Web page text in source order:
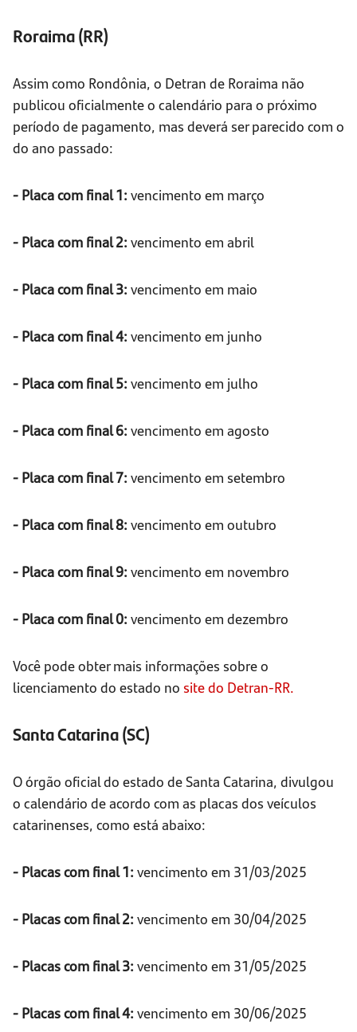
Roraima (RR)
Assim como Rondônia, o Detran de Roraima não
publicou oficialmente o calendário para o próximo
período de pagamento, mas deverá ser parecido com o
do ano passado:
- Placa com final 1: vencimento em março
- Placa com final 2: vencimento em abril
- Placa com final 3: vencimento em maio
- Placa com final 4: vencimento em junho
- Placa com final 5: vencimento em julho
- Placa com final 6: vencimento em agosto
- Placa com final 7: vencimento em setembro
- Placa com final 8: vencimento em outubro
- Placa com final 9: vencimento em novembro
- Placa com final 0: vencimento em dezembro
Você pode obter mais informações sobre o
licenciamento do estado no site do Detran-RR.
Santa Catarina (SC)
O órgão oficial do estado de Santa Catarina, divulgou
o calendário de acordo com as placas dos veículos
catarinenses, como está abaixo:
- Placas com final 1: vencimento em 31/03/2025
- Placas com final 2: vencimento em 30/04/2025
- Placas com final 3: vencimento em 31/05/2025
- Placas com final 4: vencimento em 30/06/2025